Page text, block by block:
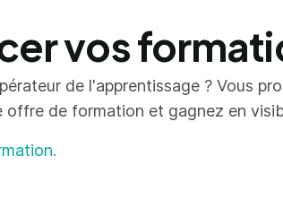
vos
de l'apprentissage ? Vous
de formation et gagnez en